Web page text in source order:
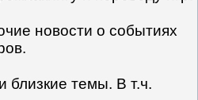
новости о событиях
близкие темы. В т.ч.